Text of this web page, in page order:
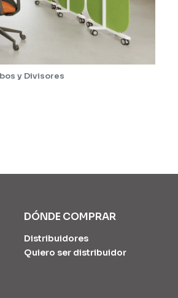
y Divisores
DÓNDE COMPRAR
Distribuidores
Quiero ser distribuidor